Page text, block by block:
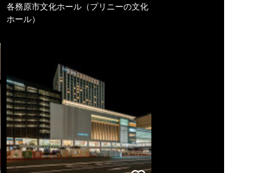
各務原市文化ホール（プリニーの文化
ホール）